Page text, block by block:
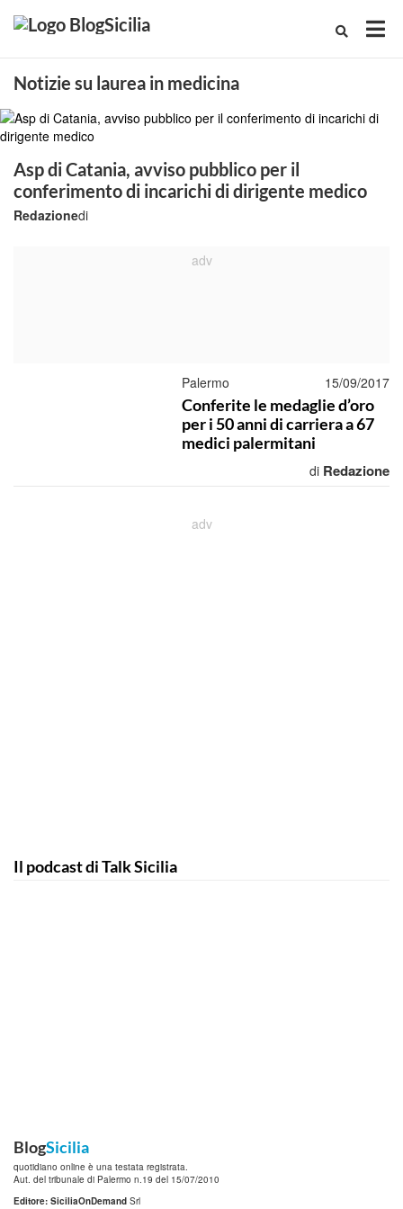
Notizie su laurea in medicina
Asp di Catania, avviso pubblico per il
conferimento di incarichi di dirigente medico
di
Redazione
Palermo 15/09/2017
Conferite le medaglie d’oro
per i 50 anni di carriera a 67
medici palermitani
di Redazione
Il podcast di Talk Sicilia
BlogSicilia
quotidiano online è una testata registrata.
Aut. del tribunale di Palermo n.19 del 15/07/2010
Editore: SiciliaOnDemand Srl